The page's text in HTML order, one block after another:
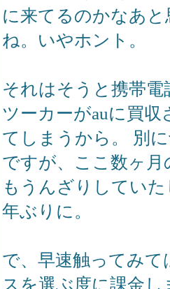
に来てるのかなあ
ね。いやホント。
それはそうと携帯
ツーカーがauに買
てしまうから。 別
ですが、ここ数ヶ
もうんざりしてい
年ぶりに。
で、早速触ってみ
スを選ぶ度に課金